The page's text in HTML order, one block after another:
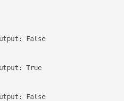
False
True
False